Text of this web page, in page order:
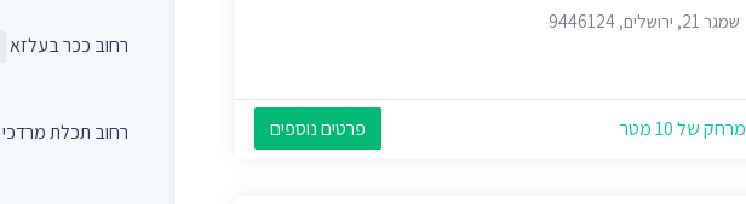
שמגר 21, ירושלים, 9446124
מרחק של 10 מטר פרטים נוספים
רחוב ככר בעלזא
רחוב תכלת מרדכי